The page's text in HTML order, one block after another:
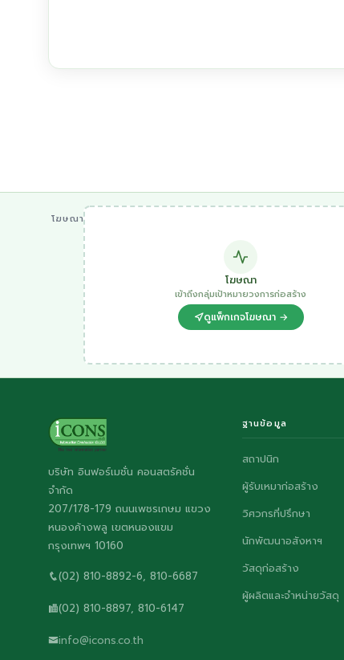
โฆษณา
โฆษณา
เข้าถึงกลุ่มเป้าหมายวงการก่อสร้าง
ดูแพ็กเกจโฆษณา →
บริษัท อินฟอร์เมชั่น คอนสตรัคชั่น
จำกัด
207/178-179 ถนนเพชรเกษม แขวง
หนองค้างพลู เขตหนองแขม
กรุงเทพฯ 10160
(02) 810-8892-6, 810-6687
(02) 810-8897, 810-6147
info@icons.co.th
ฐานข้อมูล
สถาปนิก
ผู้รับเหมาก่อสร้าง
วิศวกรที่ปรึกษา
นักพัฒนาอสังหาฯ
วัสดุก่อสร้าง
ผู้ผลิตและจำหน่ายวัสดุ